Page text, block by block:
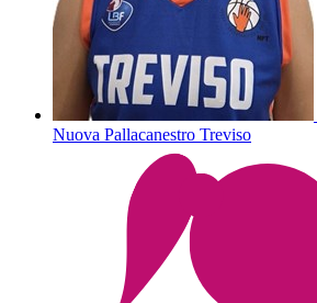
Nuova Pallacanestro Treviso